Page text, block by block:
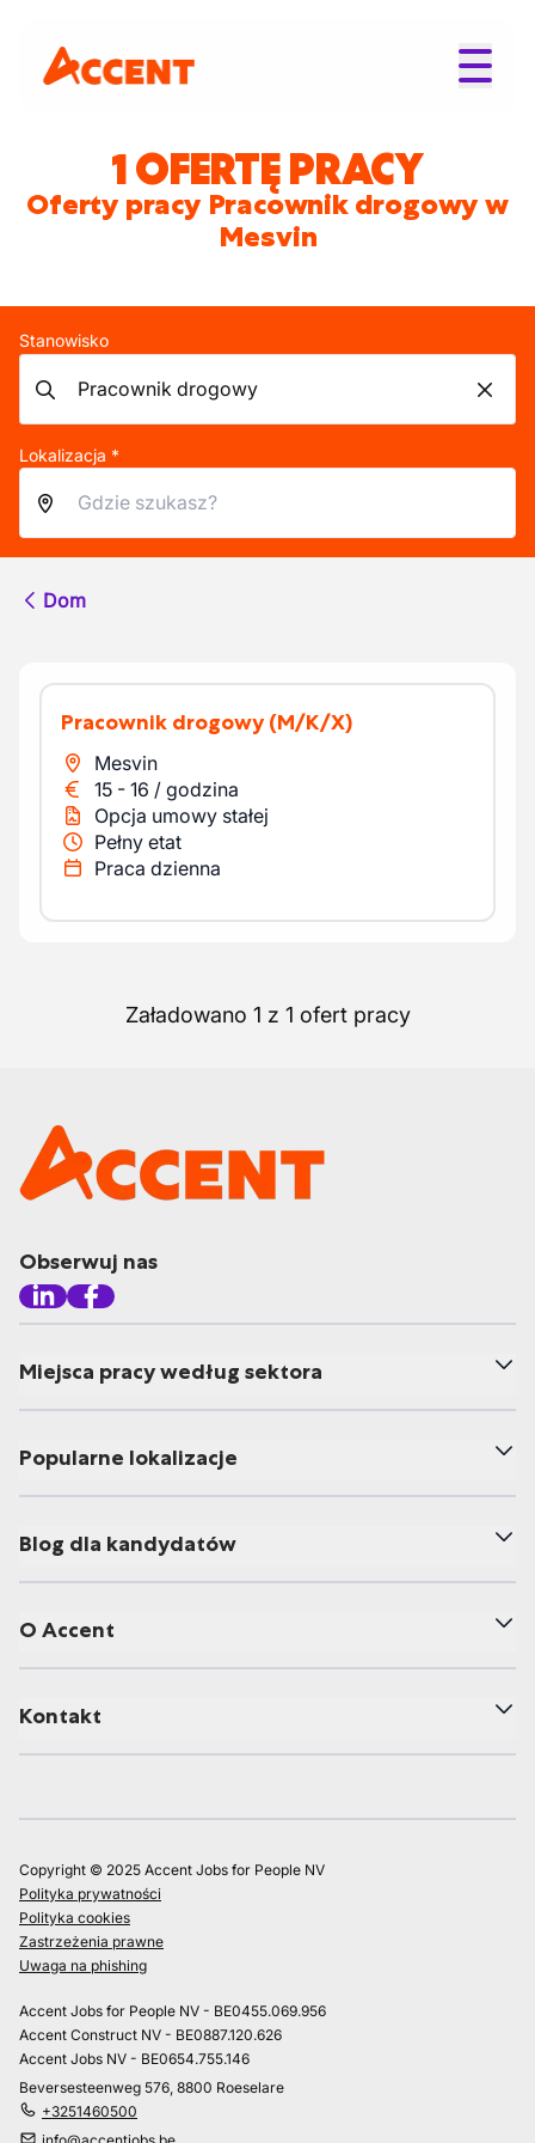
1 OFERTĘ PRACY
Oferty pracy Pracownik drogowy w
Mesvin
Stanowisko
Lokalizacja *
Dom
pracownik drogowy (M/K/X)
Mesvin
15 - 16 / godzina
Opcja umowy stałej
Pełny etat
Praca dzienna
Załadowano 1 z 1 ofert pracy
Obserwuj nas
Miejsca pracy według sektora
Popularne lokalizacje
Blog dla kandydatów
O Accent
Kontakt
Copyright © 2025 Accent Jobs for People NV
Polityka prywatności
Polityka cookies
Zastrzeżenia prawne
Uwaga na phishing
Accent Jobs for People NV - BE0455.069.956
Accent Construct NV - BE0887.120.626
Accent Jobs NV - BE0654.755.146
Beversesteenweg 576, 8800 Roeselare
+3251460500